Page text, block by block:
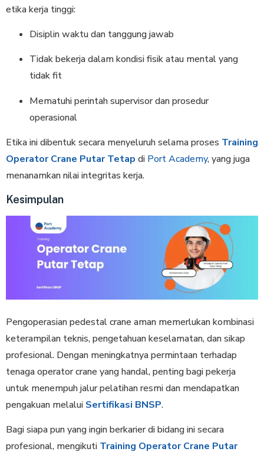
etika kerja tinggi:
Disiplin waktu dan tanggung jawab
Tidak bekerja dalam kondisi fisik atau mental yang
tidak fit
Mematuhi perintah supervisor dan prosedur
operasional
Etika ini dibentuk secara menyeluruh selama proses Training
Operator Crane Putar Tetap di Port Academy, yang juga
menanamkan nilai integritas kerja.
Kesimpulan
Pengoperasian pedestal crane aman memerlukan kombinasi
keterampilan teknis, pengetahuan keselamatan, dan sikap
profesional. Dengan meningkatnya permintaan terhadap
tenaga operator crane yang handal, penting bagi pekerja
untuk menempuh jalur pelatihan resmi dan mendapatkan
pengakuan melalui Sertifikasi BNSP.
Bagi siapa pun yang ingin berkarier di bidang ini secara
profesional, mengikuti Training Operator Crane Putar